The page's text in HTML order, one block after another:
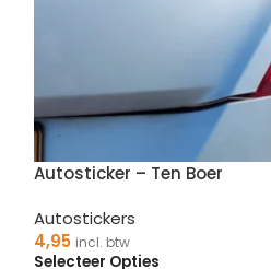
Autosticker – Ten Boer
Autostickers
4,95 incl. btw
Selecteer Opties